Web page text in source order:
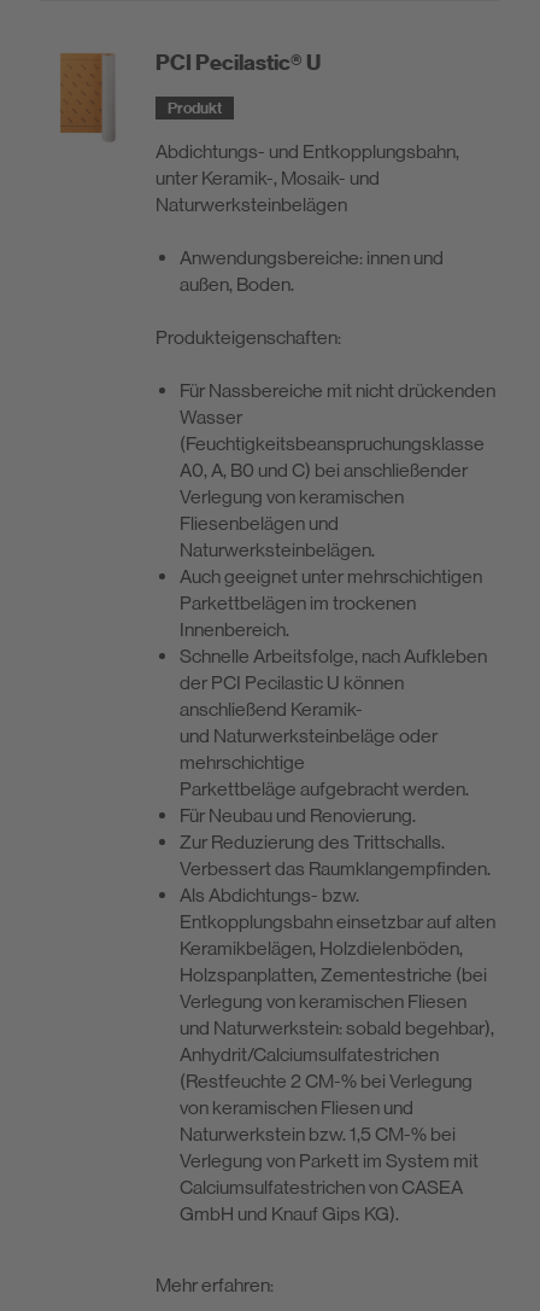
DIY
PCI Pecilastic® U
Produkt
Abdichtungs- und Entkopplungsbahn,
unter Keramik-, Mosaik- und
Naturwerksteinbelägen
Anwendungsbereiche: innen und
außen, Boden.
Produkt­eigenschaften:
Für Nassbereiche mit nicht drückenden
Wasser
(Feuchtigkeitsbeanspruchungsklasse
A0, A, B0 und C) bei anschließender
Verlegung von keramischen
Fliesenbelägen und
Naturwerksteinbelägen.
Auch geeignet unter mehrschichtigen
Parkettbelägen im trockenen
Innenbereich.
Schnelle Arbeitsfolge, nach Aufkleben
der PCI Pecilastic U können
anschließend Keramik-
und Naturwerksteinbeläge oder
mehrschichtige
Parkettbeläge aufgebracht werden.
Für Neubau und Renovierung.
Zur Reduzierung des Trittschalls.
Verbessert das Raumklangempfinden.
Als Abdichtungs- bzw.
Entkopplungsbahn einsetzbar auf alten
Keramikbelägen, Holzdielenböden,
Holzspanplatten, Zementestriche (bei
Verlegung von keramischen Fliesen
und Naturwerkstein: sobald begehbar),
Anhydrit/Calciumsulfatestrichen
(Restfeuchte 2 CM-% bei Verlegung
von keramischen Fliesen und
Naturwerkstein bzw. 1,5 CM-% bei
Verlegung von Parkett im System mit
Calciumsulfatestrichen von CASEA
GmbH und Knauf Gips KG).
Mehr erfahren: